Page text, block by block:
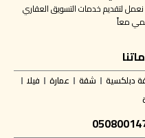
نعمل لتقديم خدمات التسويق العقاري
معاً
دبلكسية شقة عمارة
فيلا